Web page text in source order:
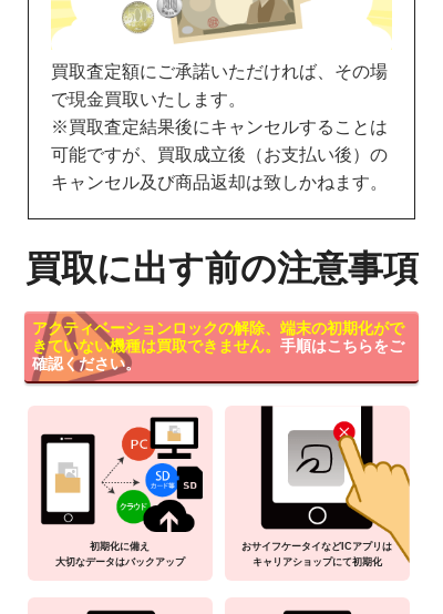
買取査定額にご承諾いただければ、その場
で現金買取いたします。
※買取査定結果後にキャンセルすることは
可能ですが、買取成立後（お支払い後）の
キャンセル及び商品返却は致しかねます。
買取に出す前の注意事項
アクティベーションロックの解除、端末の初期化がで
きていない機種は買取できません。 手順はこちらをご
確認ください。
初期化に備え
大切なデータはバックアップ
おサイフケータイなどICアプリは
キャリアショップにて初期化